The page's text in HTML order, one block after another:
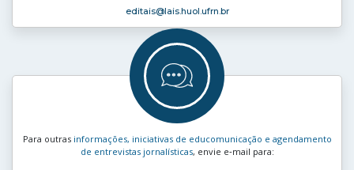
editais@lais.huol.ufrn.br
Para outras informações, iniciativas de educomunicação e agendamento
de entrevistas jornalísticas, envie e‑mail para: